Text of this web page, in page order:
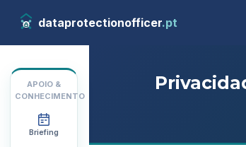
dataprotectionofficer.pt
APOIO &
CONHECIMENTO
Briefing